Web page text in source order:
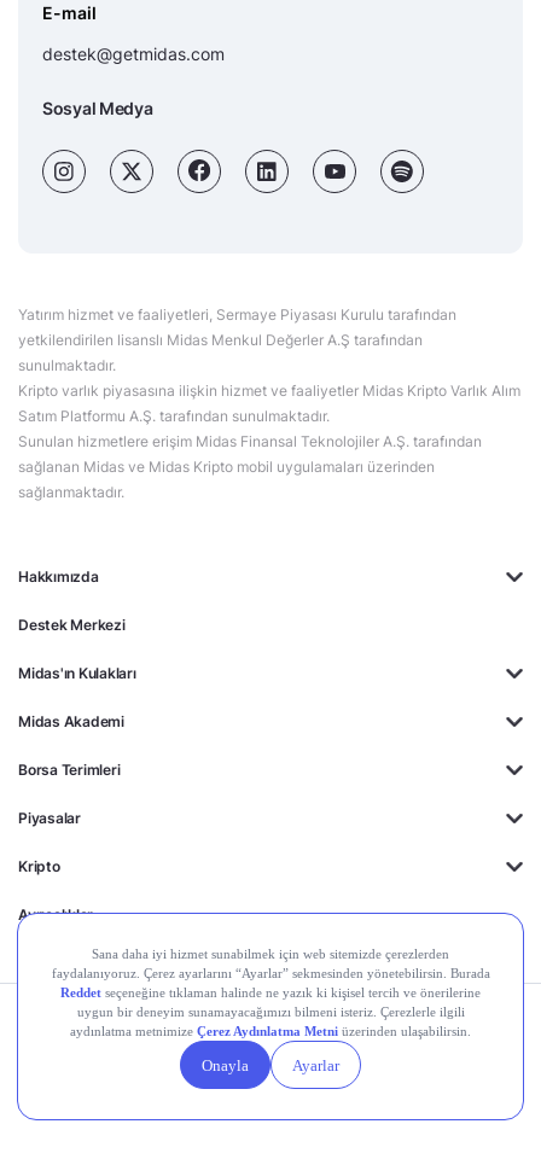
Hakkımızda
Destek Merkezi
Midas'ın Kulakları
Midas Akademi
Borsa Terimleri
Piyasalar
Kripto
Ayrıcalıklar
E-mail
destek@getmidas.com
Sosyal Medya
Yatırım hizmet ve faaliyetleri, Sermaye Piyasası Kurulu tarafından
yetkilendirilen lisanslı Midas Menkul Değerler A.Ş tarafından
sunulmaktadır.
Kripto varlık piyasasına ilişkin hizmet ve faaliyetler Midas Kripto Varlık Alım
Satım Platformu A.Ş. tarafından sunulmaktadır.
Sunulan hizmetlere erişim Midas Finansal Teknolojiler A.Ş. tarafından
sağlanan Midas ve Midas Kripto mobil uygulamaları üzerinden
sağlanmaktadır.
Kişisel Verilerin
Gizlilik
Politikası
Yasal
Duyurular
Çerez